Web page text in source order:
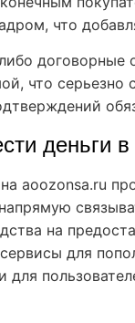
что
что
деньги
aoozonsa.ru
на
для
для